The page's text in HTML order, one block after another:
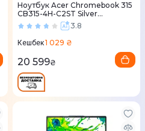
Ноутбук Acer Chromebook 315
CB315-4H-C2ST Silver
(NX.KB9EU.001)3.8
Кешбек1 029 ₴
20 599₴